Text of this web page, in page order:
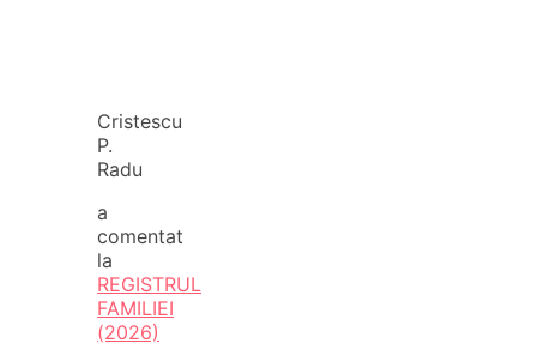
Cristescu
P.
Radu
a
comentat
la
REGISTRUL
FAMILIEI
(2026)